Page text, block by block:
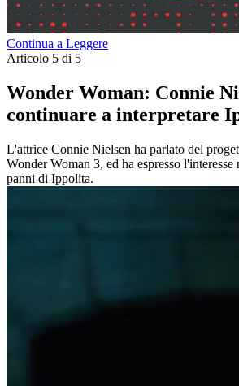
Continua a Leggere
Articolo 5 di 5
Wonder Woman: Connie
continuare a interpretare
L'attrice Connie Nielsen ha parlato del
Wonder Woman 3, ed ha espresso l'interesse
panni di Ippolita.